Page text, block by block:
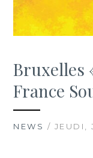
Bruxelles
France
NEWS / JEUDI,